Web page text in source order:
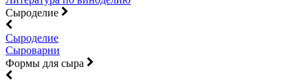
Сыроделие
Сыроделие
Сыроварни
Формы для сыра